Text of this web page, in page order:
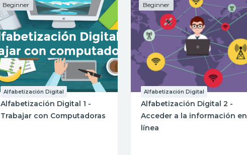
Beginner
Alfabetización Digital
Alfabetización Digital 1 -
Trabajar con Computadoras
Beginner
Alfabetización Digital
Alfabetización Digital 2 -
Acceder a la información en
línea